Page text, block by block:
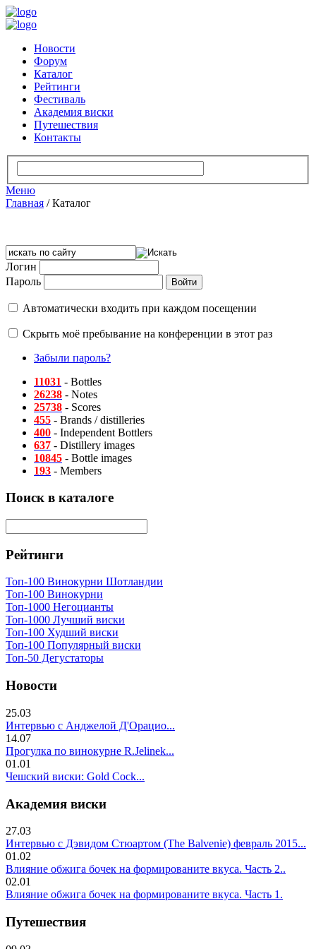
Новости
Форум
Каталог
Рейтинги
Фестиваль
Академия виски
Путешествия
Контакты
Меню
Главная /Каталог
Логин
Пароль
Автоматически входить при каждом посещении
Скрыть моё пребывание на конференции в этот раз
Забыли пароль?
11031 - Bottles
26238 - Notes
25738 - Scores
455 - Brands / distilleries
400 - Independent Bottlers
637 - Distillery images
10845 - Bottle images
193 - Members
Поиск в каталоге
Рейтинги
Топ-100 Винокурни Шотландии
Топ-100 Винокурни
Топ-1000 Негоцианты
Топ-1000 Лучший виски
Топ-100 Худший виски
Топ-100 Популярный виски
Топ-50 Дегустаторы
Новости
25.03
Интервью с Анджелой Д'Орацио...
14.07
Прогулка по винокурне R.Jelinek...
01.01
Чешский виски: Gold Cock...
Академия виски
27.03
Интервью с Дэвидом Стюартом (The Balvenie) февраль 2015...
01.02
Влияние обжига бочек на формированите вкуса. Часть 2..
02.01
Влияние обжига бочек на формированите вкуса. Часть 1.
Путешествия